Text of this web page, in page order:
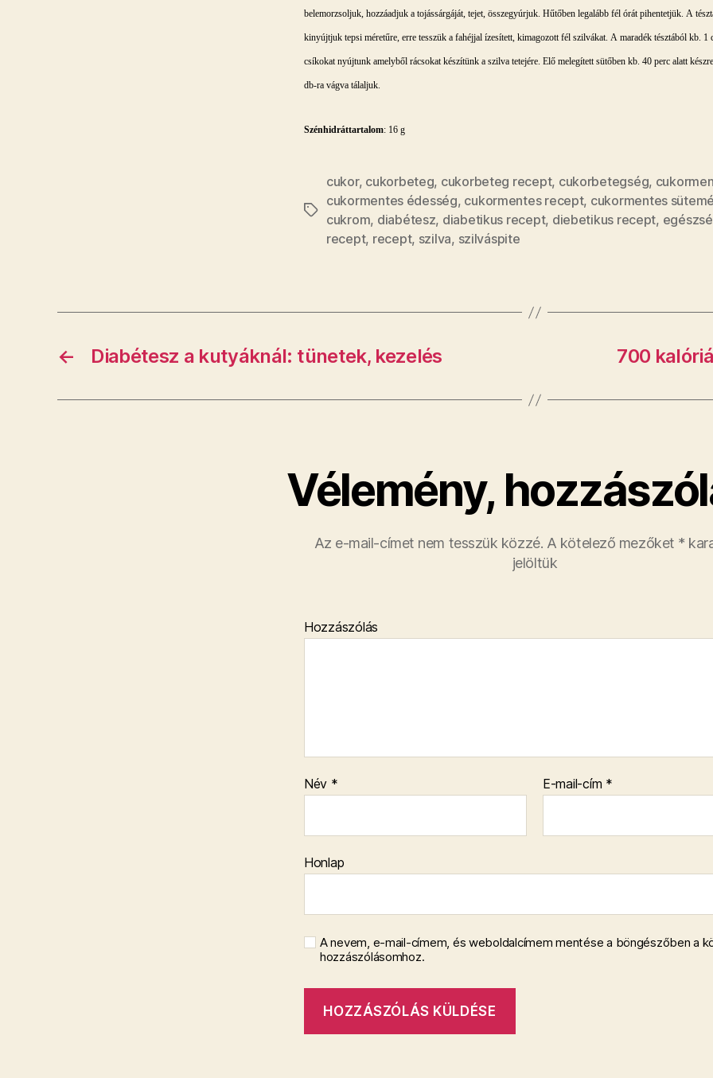
belemorzsoljuk, hozzáadjuk a tojássárgáját, tejet, összegyúrjuk. Hűtőben legalább fél órát pihentetjük. A
kinyújtjuk tepsi méretűre, erre tesszük a fahéjjal ízesített, kimagozott fél szilvákat. A maradék tésztából kb. 1
csíkokat nyújtunk amelyből rácsokat készítünk a szilva tetejére. Elő melegített sütőben kb. 40 perc alatt
db-ra vágva tálaljuk.
Szénhidráttartalom: 16 g
Címkék
cukor, cukorbeteg, cukorbeteg recept, cukorbetegség,
cukormentes édesség, cukormentes recept, cukormentes
cukrom, diabétesz, diabetikus recept, diebetikus recept,
recept, recept, szilva, szilváspite
← Diabétesz a kutyáknál: tünetek, kezelés 700
Vélemény,
Az e-mail-címet nem tesszük közzé. A kötelező mezőket *
jelöltük
Hozzászólás
Név * E-mail-cím *
Honlap
A nevem, e-mail-címem, és weboldalcímem mentése a böngészőben a
hozzászólásomhoz.